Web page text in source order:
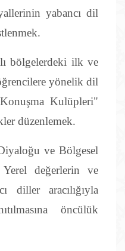
yabancı dil
bölgelerdeki ilk ve
yönelik dil
Kulüpleri"
düzenlemek.
ve Bölgesel
Yerel değerlerin ve
diller aracılığıyla
öncülük